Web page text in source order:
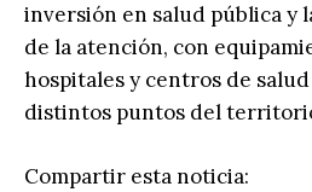
inversión en salud pública y
de la atención, con
hospitales y centros de
distintos puntos del
Compartir esta noticia: